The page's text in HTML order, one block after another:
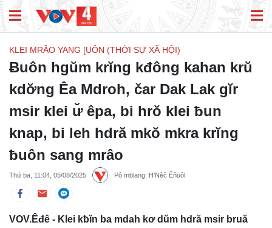
KLEI MRÂO YANG [UÔN (THỜI SỰ XÃ HỘI)
Ƀuôn hgŭm krĭng kđông kahan krŭ
kdơ̆ng Êa Mdroh, čar Dak Lak gĭr
msir klei ư̆ êpa, bi hrŏ klei ƀun
knap, bi leh hdră mkŏ mkra krĭng
ƀuôn sang mrâo
Thứ ba, 11:04, 05/08/2025 Pô mblang: H’Nêč Êñuôl
VOV.Êđê - Klei kƀĭn ba mdah kơ dŭm hdră msir bruă